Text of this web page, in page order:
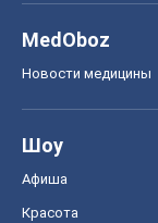
MedOboz
Новости медицины
Шоу
Афиша
Красота